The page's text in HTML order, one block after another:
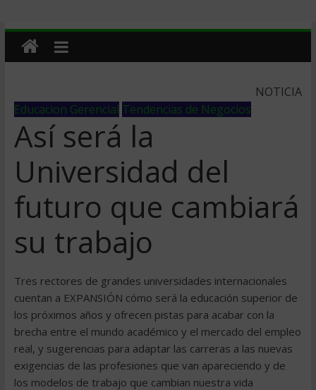
NOTICIA
Educacion Gerencial Tendencias de Negocios
Así será la
Universidad del
futuro que cambiará
su trabajo
Tres rectores de grandes universidades internacionales
cuentan a EXPANSIÓN cómo será la educación superior de
los próximos años y ofrecen pistas para acabar con la
brecha entre el mundo académico y el mercado del empleo
real, y sugerencias para adaptar las carreras a las nuevas
exigencias de las profesiones que van apareciendo y de
los modelos de trabajo que cambian nuestra vida